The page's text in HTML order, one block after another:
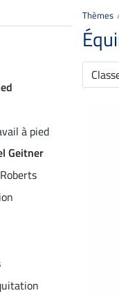
à pied
Geitner
Thèmes